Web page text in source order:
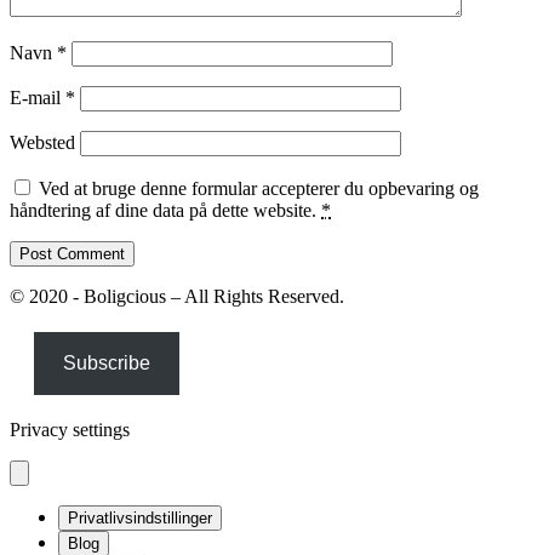
Navn *
E-mail *
Websted
Ved at bruge denne formular accepterer du opbevaring og
håndtering af dine data på dette website. *
© 2020 - Boligcious – All Rights Reserved.
Subscribe
Privacy settings
Privatlivsindstillinger
Blog